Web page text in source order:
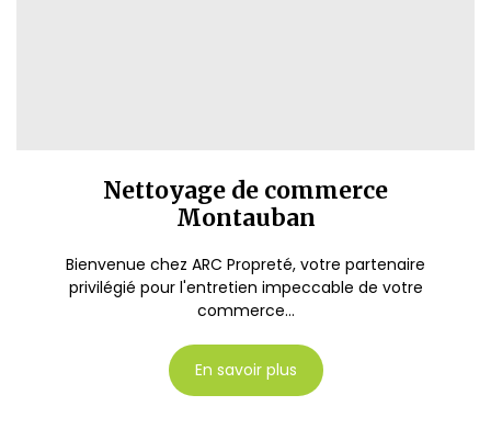
Nettoyage de commerce
Montauban
Bienvenue chez ARC Propreté, votre partenaire
privilégié pour l'entretien impeccable de votre
commerce...
En savoir plus